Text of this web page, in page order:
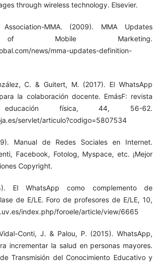
through wireless technology. Elsevier.
MMA. (2009). MMA Updates
of Mobile Marketing.
news/mma-updates-definition-
C. & Guitert, M. (2017). El WhatsApp
la colaboración docente. EmásF: revista
física, 44, 56-62.
servlet/articulo?codigo=5807534
Manual de Redes Sociales en Internet.
Facebook, Fotolog, Myspace, etc. ¡Mejor
Copyright.
El WhatsApp como complemento de
de E/LE. Foro de profesores de E/LE, 10,
index.php/foroele/article/view/6665
Conti, J. & Palou, P. (2015). WhatsApp,
incrementar la salud en personas mayores.
Transmisión del Conocimiento Educativo y